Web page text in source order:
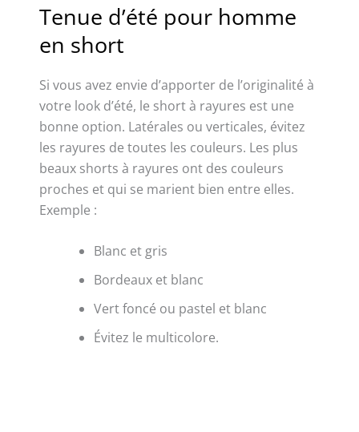
Tenue d’été pour homme
en short
Si vous avez envie d’apporter de l’originalité à
votre look d’été, le short à rayures est une
bonne option. Latérales ou verticales, évitez
les rayures de toutes les couleurs. Les plus
beaux shorts à rayures ont des couleurs
proches et qui se marient bien entre elles.
Exemple :
Blanc et gris
Bordeaux et blanc
Vert foncé ou pastel et blanc
Évitez le multicolore.